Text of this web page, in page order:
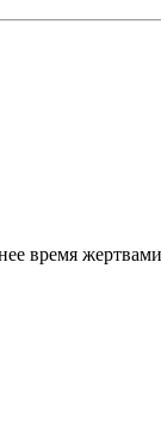
время